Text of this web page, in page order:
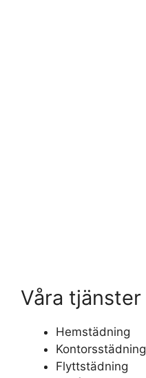
Våra tjänster
Hemstädning
Kontorsstädning
Flyttstädning